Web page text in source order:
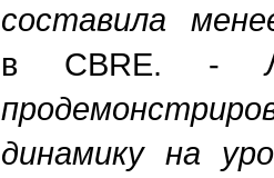
составила
в CBRE. -
динамику на